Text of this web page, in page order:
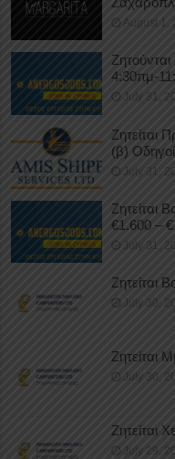
August 1,
4:30πμ-
July 31,
Ζητείται
(β)
July 31,
Ζητείται
€1.600 –
July 31,
Ζητείται
July 30,
Ζητείται
July 30,
Ζητείται
July 29,